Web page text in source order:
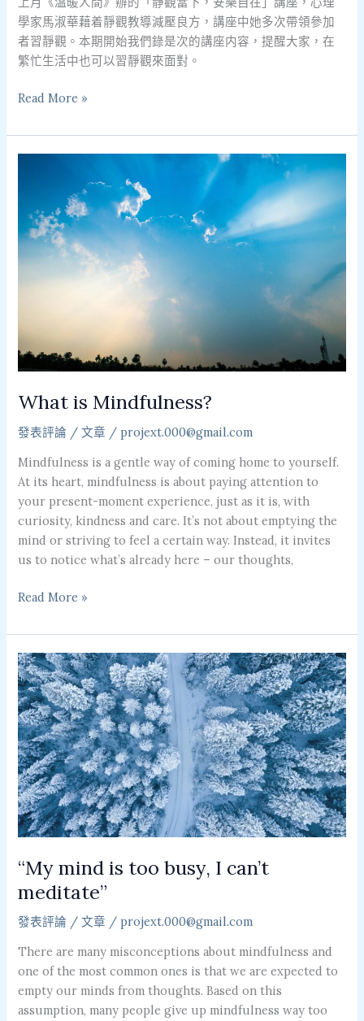
學家馬淑華藉着靜觀教導減壓良方，講座中她多次帶領參加
者習靜觀。本期開始我們錄是次的講座内容，提醒大家，在
繁忙生活中也可以習靜觀來面對。
Read More »
What is Mindfulness?
發表評論 /文章 /projext.000@gmail.com
Mindfulness is a gentle way of coming home to yourself.
At its heart, mindfulness is about paying attention to
your present-moment experience, just as it is, with
curiosity, kindness and care. It’s not about emptying the
mind or striving to feel a certain way. Instead, it invites
us to notice what’s already here – our thoughts,
Mindfulness?
Read More »
“My mind is too busy, I can’t
meditate”
發表評論 /文章 /projext.000@gmail.com
There are many misconceptions about mindfulness and
one of the most common ones is that we are expected to
empty our minds from thoughts. Based on this
assumption, many people give up mindfulness way too
“My
mind
is
too
busy,
I
can’t
meditate”